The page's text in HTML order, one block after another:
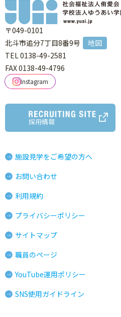
〒049-0101
北斗市追分7丁目8番9号
地図
TEL 0138-49-2581
FAX 0138-49-4796
Instagram
採用情報
施設見学をご希望の方へ
お問い合わせ
利用規約
プライバシーポリシー
サイトマップ
職員のページ
YouTube運用ポリシー
SNS使用ガイドライン